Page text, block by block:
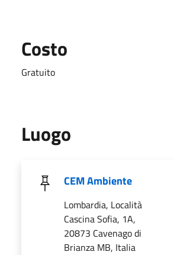
Costo
Gratuito
Luogo
CEM Ambiente
Lombardia, Località
Cascina Sofia, 1A,
20873 Cavenago di
Brianza MB, Italia